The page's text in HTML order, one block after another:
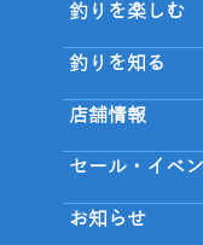
釣りを楽しむ
釣りを知る
店舗情報
セール・イベ
お知らせ